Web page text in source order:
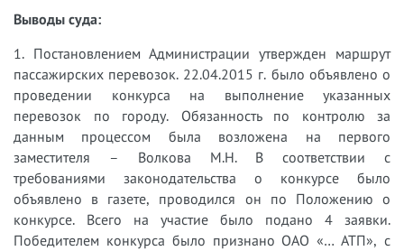
Выводы суда:
1.​ Постановлением Администрации утвержден маршрут
пассажирских перевозок. 22.04.2015 г. было объявлено о
проведении конкурса на выполнение указанных
перевозок по городу. Обязанность по контролю за
данным процессом была возложена на первого
заместителя – Волкова М.Н. В соответствии с
требованиями законодательства о конкурсе было
объявлено в газете, проводился он по Положению о
конкурсе. Всего на участие было подано 4 заявки.
Победителем конкурса было признано ОАО «… АТП», с